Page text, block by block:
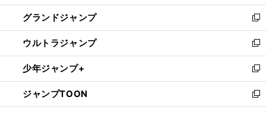
ウ
で
開
く
ン
ド
ウ
で
開
く
ウ
ィ
ン
ド
ウ
で
開
く
し
い
ウ
ィ
ン
ド
ウ
で
開
グランドジャンプ
新
し
い
ウ
ィ
ン
ド
ウ
ウルトラジャンプ
新
し
い
ウ
ィ
ン
少年ジャンプ+
新
し
い
ウ
ジャンプTOON
新
し